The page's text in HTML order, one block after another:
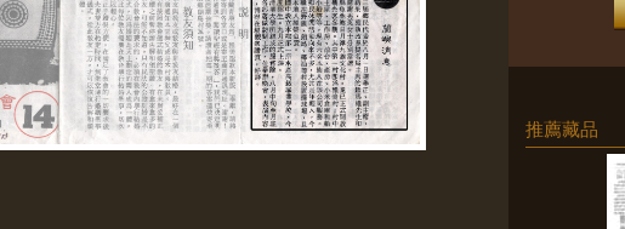
推薦藏品